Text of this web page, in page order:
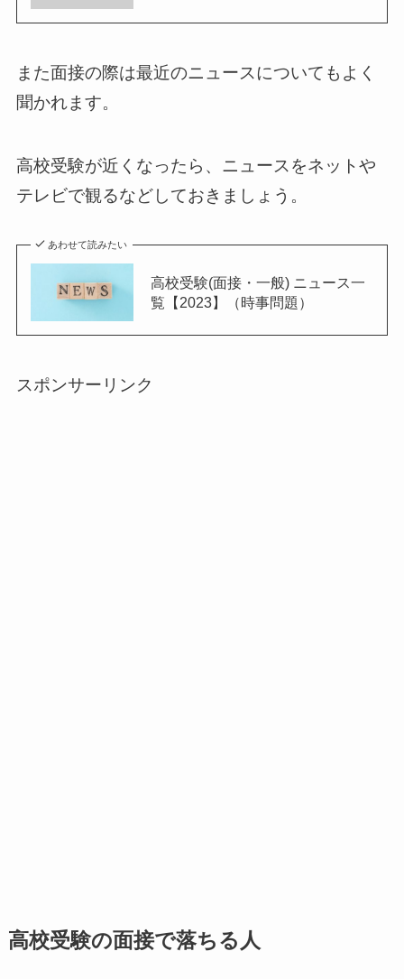
また面接の際は最近のニュースについてもよく
聞かれます。
高校受験が近くなったら、ニュースをネットや
テレビで観るなどしておきましょう。
あわせて読みたい
高校受験(面接・一般) ニュース一
覧【2023】（時事問題）
スポンサーリンク
高校受験の面接で落ちる人